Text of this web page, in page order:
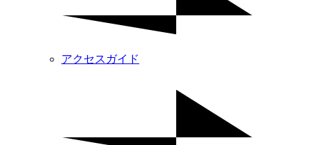
アクセスガイド